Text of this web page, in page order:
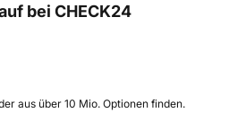
bei CHECK24
aus über 10 Mio. Optionen finden.